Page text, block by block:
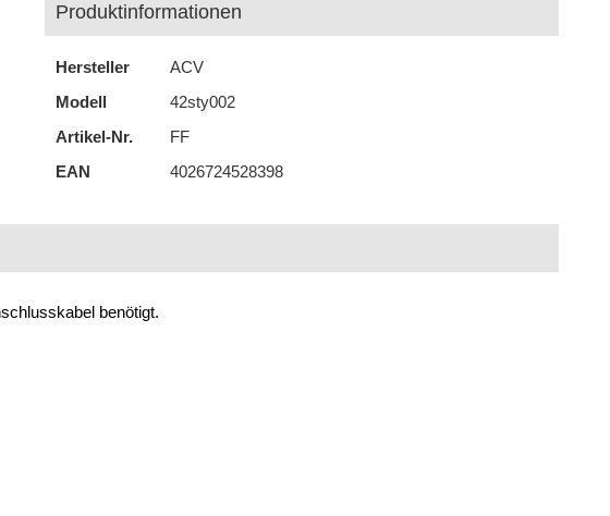
Produktinformationen
Hersteller
ACV
Modell
42sty002
Artikel-Nr.
FF
EAN
4026724528398
benötigt.